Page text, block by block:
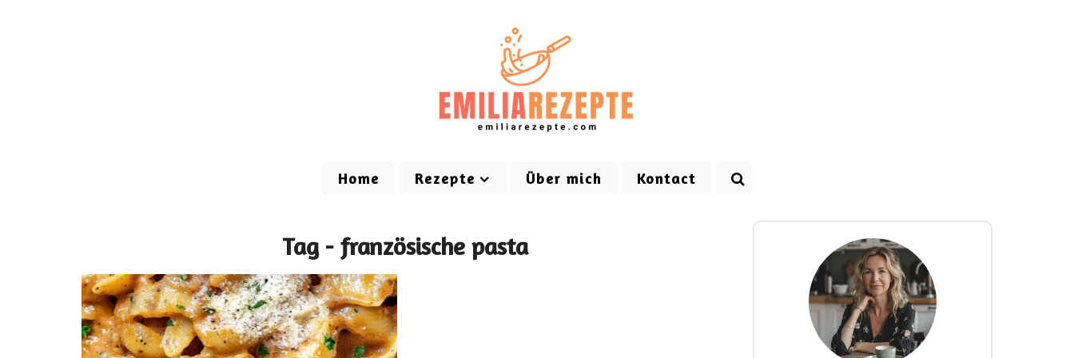
Home Rezepte Über mich Kontact
Tag - französische pasta